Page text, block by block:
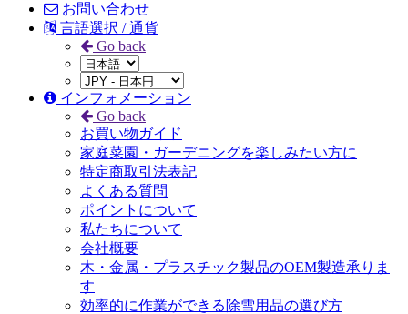
お問い合わせ
言語選択 / 通貨
Go back
インフォメーション
Go back
お買い物ガイド
家庭菜園・ガーデニングを楽しみたい方に
特定商取引法表記
よくある質問
ポイントについて
私たちについて
会社概要
木・金属・プラスチック製品のOEM製造承りま
す
効率的に作業ができる除雪用品の選び方